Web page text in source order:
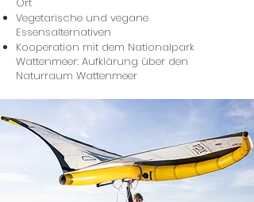
Vegetarische und vegane
Essensalternativen
Kooperation mit dem Nationalpark
Wattenmeer: Aufklärung über den
Naturraum Wattenmeer